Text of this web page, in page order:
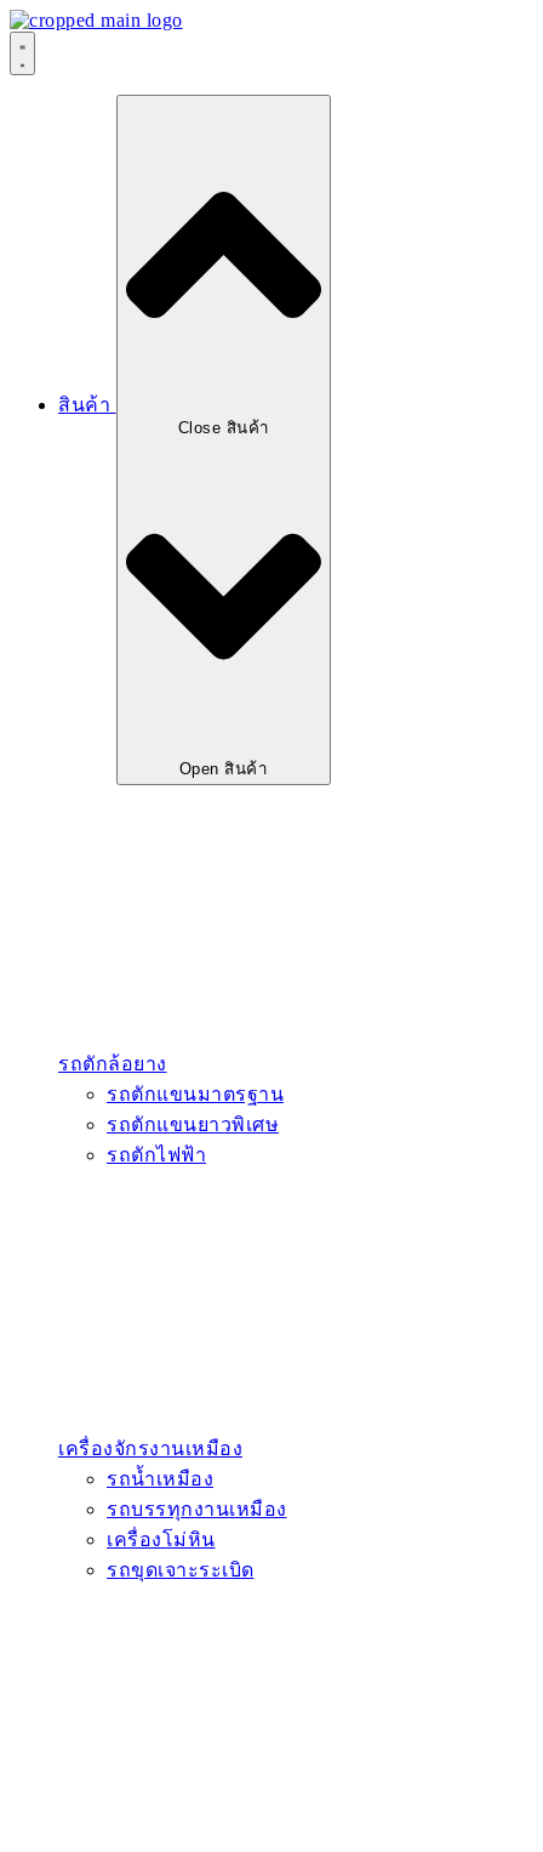
สินค้า
Close สินค้า
Open สินค้า
รถตักล้อยาง
รถตักแขนมาตรฐาน
รถตักแขนยาวพิเศษ
รถตักไฟฟ้า
เครื่องจักรงานเหมือง
รถน้ำเหมือง
รถบรรทุกงานเหมือง
เครื่องโม่หิน
รถขุดเจาะระเบิด